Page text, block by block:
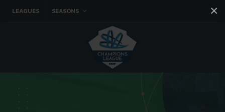
×
LEAGUES SEASONS
You tube